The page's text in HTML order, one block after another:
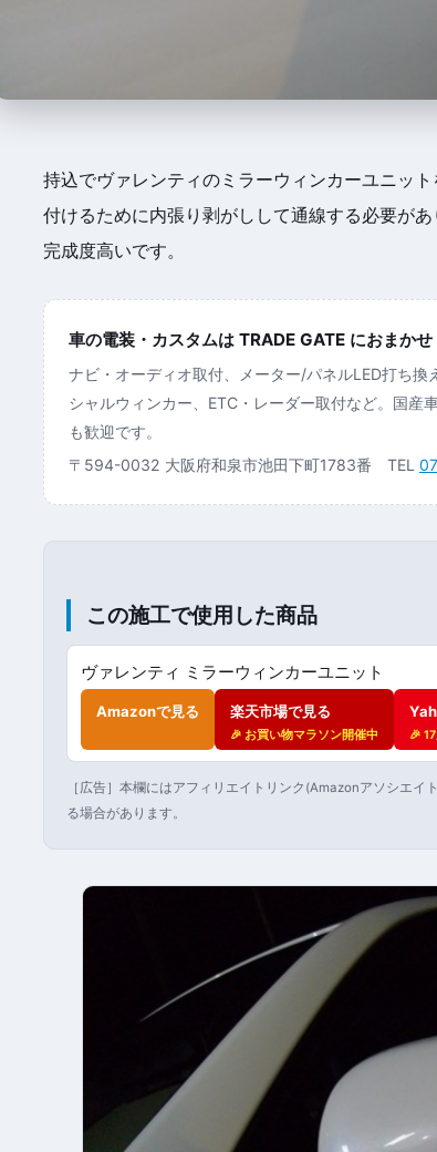
持込でヴァレンティのミラーウィンカーユニッ
付けるために内張り剥がしして通線する必要が
完成度高いです。
車の電装・カスタムは TRADE GATE におまか
ナビ・オーディオ取付、メーター/パネルLED打ち
シャルウィンカー、ETC・レーダー取付など。国産
も歓迎です。
〒594-0032 大阪府和泉市池田下町1783番 TEL
この施工で使用した商品
ヴァレンティ ミラーウィンカーユニット
Amazonで見る 楽天市場で見る
🎉 お買い物マラソン開催中 🎉
［広告］本欄にはアフィリエイトリンク(Amazonアソシエ
る場合があります。